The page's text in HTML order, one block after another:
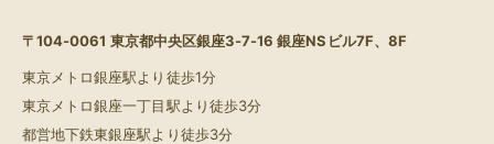
〒104-0061 東京都中央区銀座3-7-16 銀座NSビル7F、8F
東京メトロ銀座駅より徒歩1分
東京メトロ銀座一丁目駅より徒歩3分
都営地下鉄東銀座駅より徒歩3分